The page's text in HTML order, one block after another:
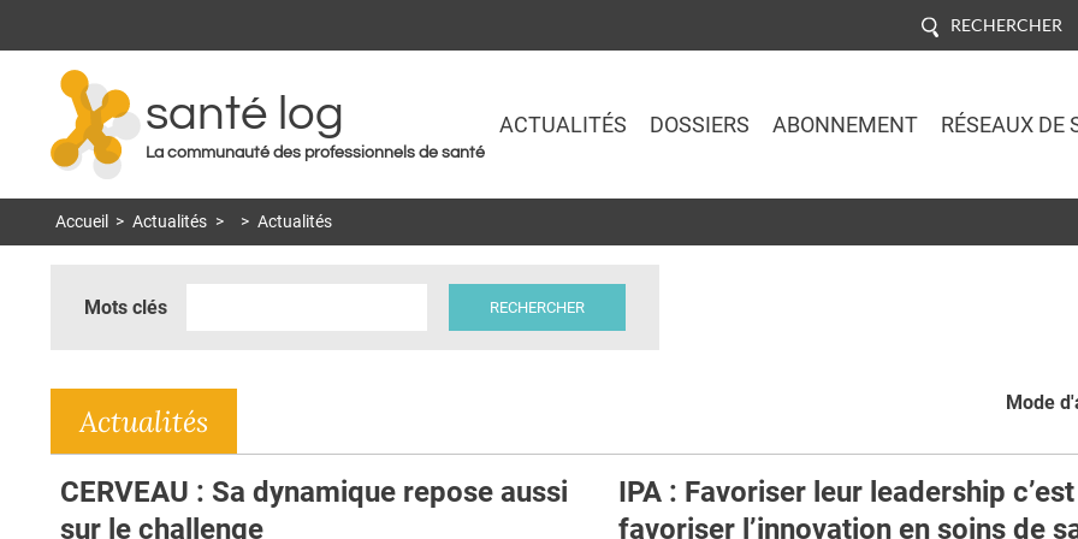
RECHERCHER
santé log
La communauté des professionnels de santé
ACTUALITÉS DOSSIERS ABONNEMENT RÉSEAUX DE
Accueil > Actualités > > Actualités
Mots clés
Mode
Actualités
CERVEAU : Sa dynamique repose aussi
sur le challenge
IPA : Favoriser leur leadership c’est
favoriser l’innovation en soins de